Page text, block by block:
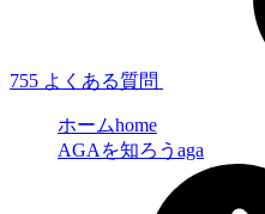
755 よくある質問
ホームhome
AGAを知ろう aga